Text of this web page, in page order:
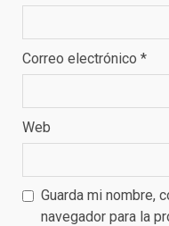
Correo electrónico *
Web
Guarda mi nombre,
navegador para la